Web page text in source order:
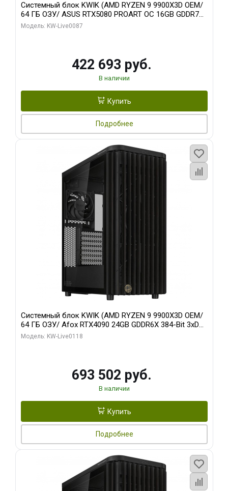
Системный блок KWIK (AMD RYZEN 9 9900X3D OEM/
64 ГБ ОЗУ/ ASUS RTX5080 PROART OC 16GB GDDR7
256bit Type-C DP 2/ 1 ТБ SSD)
Модель: KW-Live0087
422 693 руб.
В наличии
Купить
Подробнее
Системный блок KWIK (AMD RYZEN 9 9900X3D OEM/
64 ГБ ОЗУ/ Afox RTX4090 24GB GDDR6X 384-Bit 3xDP
HDMI ATX Turbo/ 960 ГБ SSD)
Модель: KW-Live0118
693 502 руб.
В наличии
Купить
Подробнее